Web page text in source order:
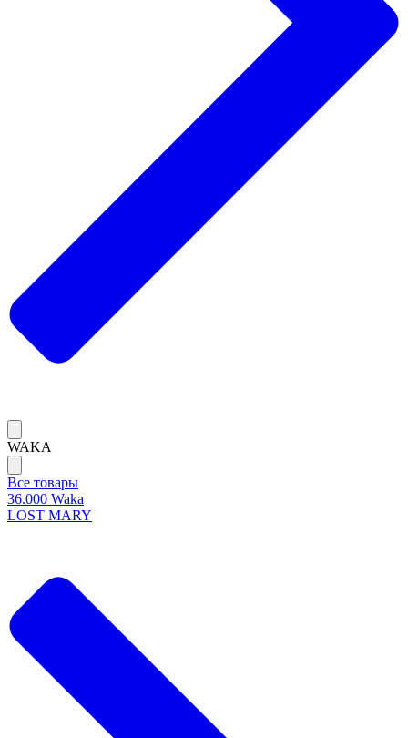
WAKA
Все товары
36.000 Waka
LOST MARY